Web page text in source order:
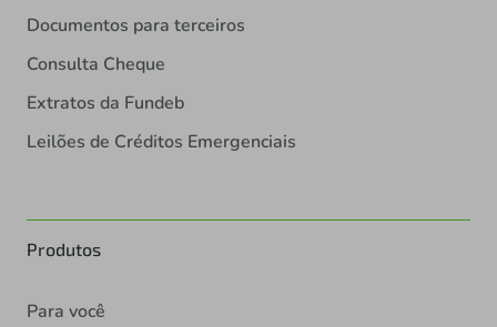
Documentos para terceiros
Consulta Cheque
Extratos da Fundeb
Leilões de Créditos Emergenciais
Produtos
Para você